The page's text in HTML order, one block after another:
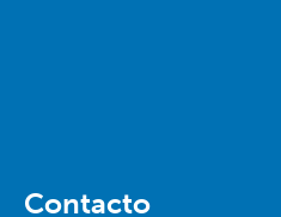
Contacto